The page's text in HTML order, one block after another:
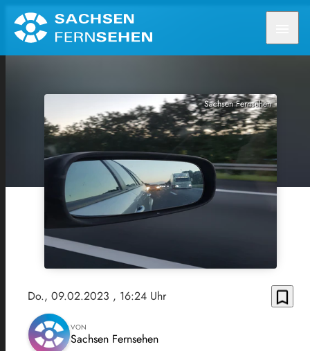
Sachsen Fernsehen
Do., 09.02.2023 , 16:24 Uhr bookmark_border
VON
Sachsen Fernsehen